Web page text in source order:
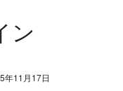
ン
年11月17日